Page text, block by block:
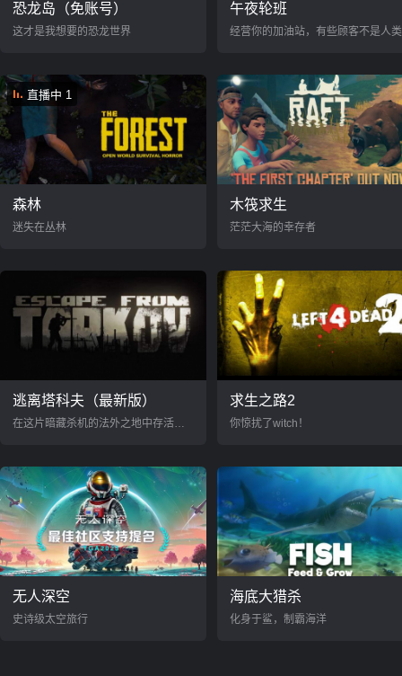
恐龙岛（免账号）
这才是我想要的恐龙世界
午夜轮班
经营你的加油站，有些顾客不是人
森林
迷失在丛林
直播中 1
木筏求生
茫茫大海的幸存者
逃离塔科夫（最新版）
在这片暗藏杀机的法外之地中存活下来
求生之路2
你惊扰了witch！
无人深空
史诗级太空旅行
海底大猎杀
化身于鲨，制霸海洋